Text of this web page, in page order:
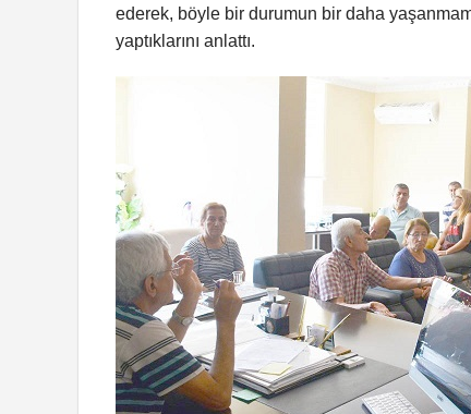
ederek, böyle bir durumun bir daha
yaptıklarını anlattı.